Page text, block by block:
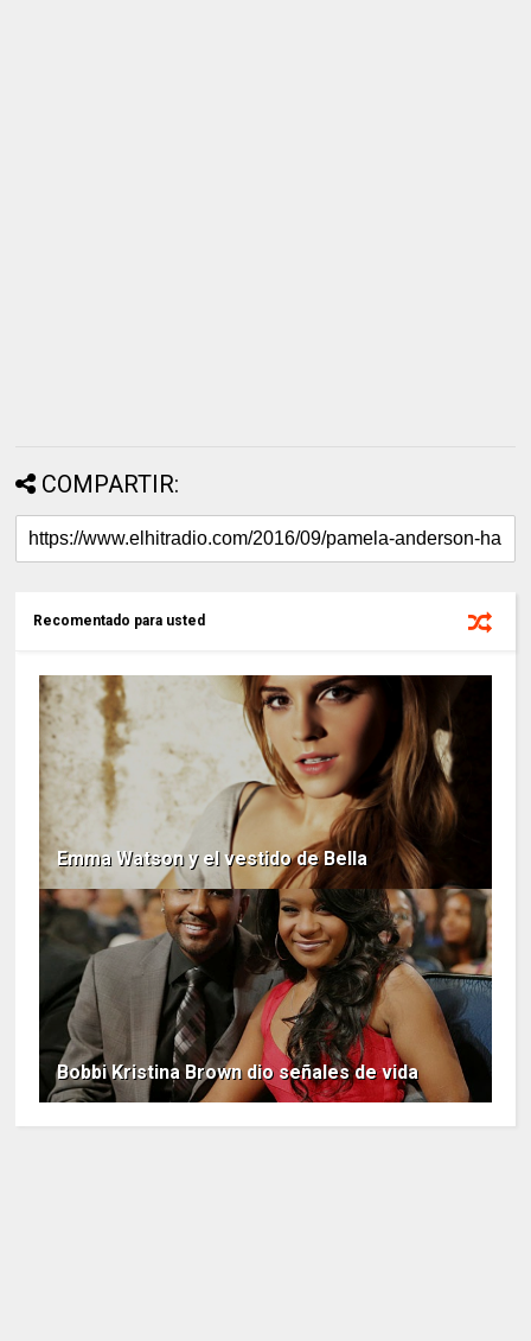
COMPARTIR:
Recomentado para usted
Emma Watson y el vestido de Bella
Bobbi Kristina Brown dio señales de vida